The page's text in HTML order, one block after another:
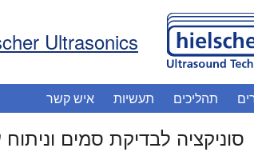
Ultrasonics
תהליכים תעשיות איש קשר
סוניקציה לבדיקת סמים